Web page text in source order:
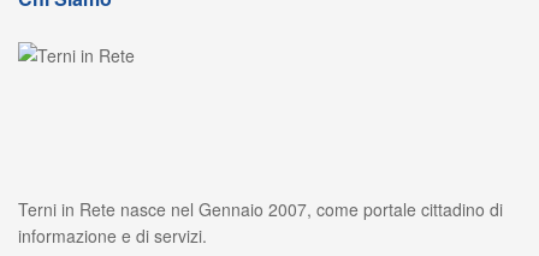
Terni in Rete nasce nel Gennaio 2007, come portale cittadino di
informazione e di servizi.